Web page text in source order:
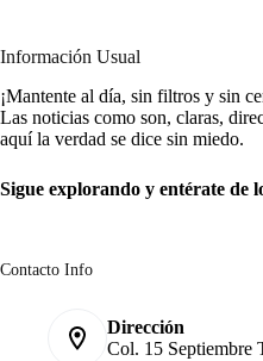
Información Usual
¡Mantente al día, sin filtros y sin
Las noticias como son, claras,
aquí la verdad se dice sin miedo.
Sigue explorando y entérate de
Contacto Info
Dirección
Col. 15 Septiembre